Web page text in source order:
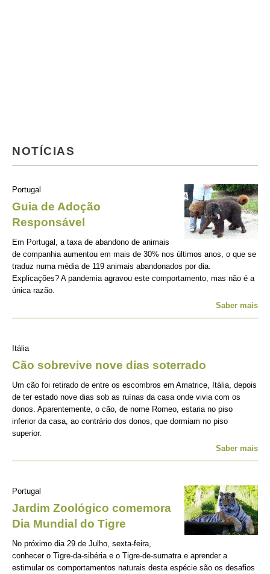
NOTÍCIAS
Portugal
Guia de Adoção
Responsável
Em Portugal, a taxa de abandono de animais
de companhia aumentou em mais de 30% nos últimos anos, o que se
traduz numa média de 119 animais abandonados por dia.
Explicações? A pandemia agravou este comportamento, mas não é a
única razão.
Saber mais
Itália
Cão sobrevive nove dias soterrado
Um cão foi retirado de entre os escombros em Amatrice, Itália, depois
de ter estado nove dias sob as ruínas da casa onde vivia com os
donos. Aparentemente, o cão, de nome Romeo, estaria no piso
inferior da casa, ao contrário dos donos, que dormiam no piso
superior.
Saber mais
Portugal
Jardim Zoológico comemora
Dia Mundial do Tigre
No próximo dia 29 de Julho, sexta-feira,
conhecer o Tigre-da-sibéria e o Tigre-de-sumatra e aprender a
estimular os comportamentos naturais desta espécie são os desafios